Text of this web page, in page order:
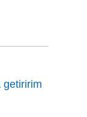
getiririm